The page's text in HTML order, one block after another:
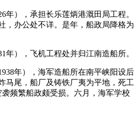
），承担长乐莲炳港溉田局工程。
，办公处不详。是年，船政局降格为
），飞机工程处并归江南造船所。
年），海军造船所在南平峡阳设后
马尾，船厂及铸铁厂夷为平地，死工
频繁船政颇受损。六月，海军学校